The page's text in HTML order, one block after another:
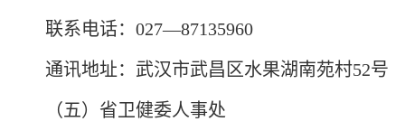
联系电话：027—87135960
通讯地址：武汉市武昌区水果湖南苑村52号
（五）省卫健委人事处